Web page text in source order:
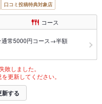
口コミ投稿特典対象店
コース
通常5000円コース→半額
敗しました。
更新してください。
新する